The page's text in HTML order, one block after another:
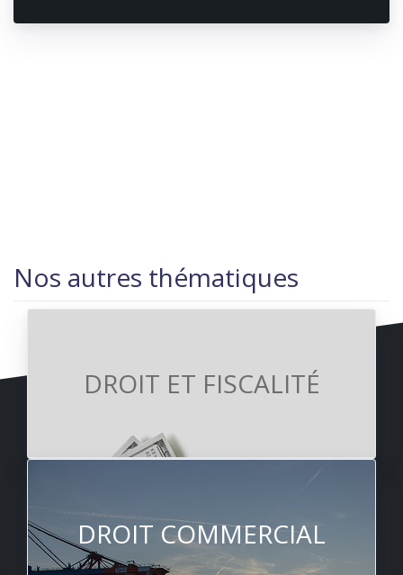
Nos autres thématiques
DROIT ET FISCALITÉ
DROIT COMMERCIAL